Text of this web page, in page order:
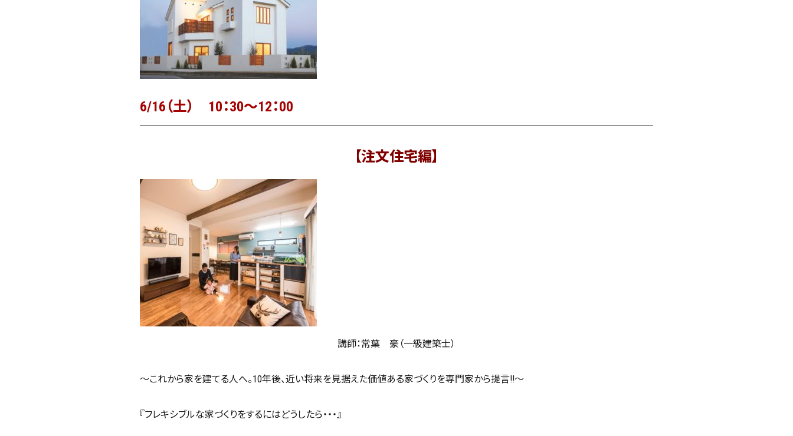
6/16（土） 10：30～12：00
【注文住宅編】
講師：常葉 豪（一級建築士）
～これから家を建てる人へ。10年後、近い将来を見据えた価値ある家づくりを専門家から提言!!～
『フレキシブルな家づくりをするにはどうしたら・・・』